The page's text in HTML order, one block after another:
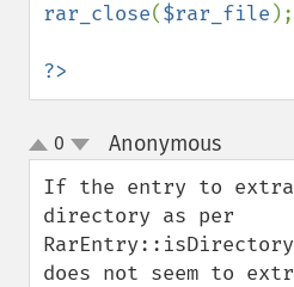
rar_close($rar_file );
?>
up
down
0 Anonymous¶
If the entry to
directory as per
does not seem to